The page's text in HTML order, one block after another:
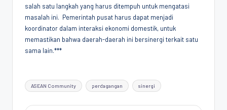
salah satu langkah yang harus ditempuh untuk mengatasi
masalah ini. Pemerintah pusat harus dapat menjadi
koordinator dalam interaksi ekonomi domestik, untuk
memastikan bahwa daerah-daerah ini bersinergi terkait satu
sama lain.***
Tags:
ASEAN Community perdagangan sinergi